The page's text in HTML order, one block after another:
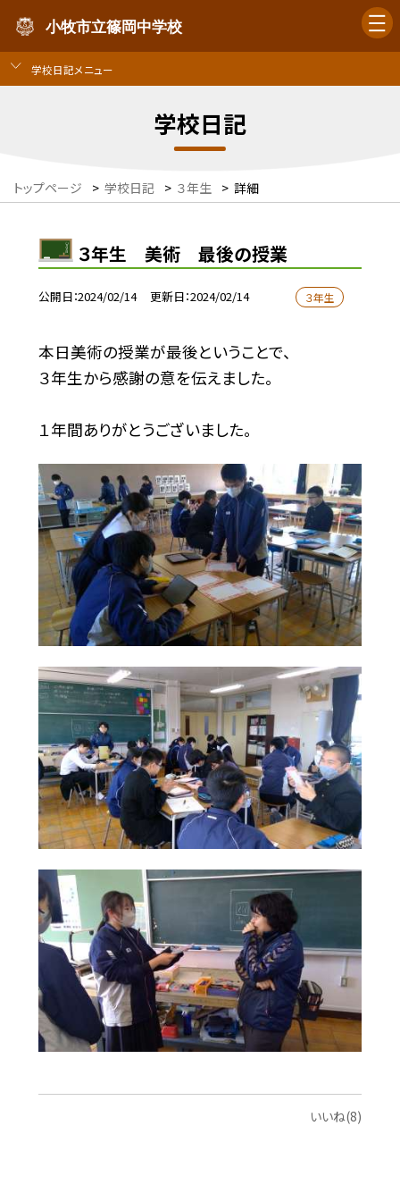
小牧市立篠岡中学校
学校日記メニュー
学校日記
トップページ > 学校日記 > ３年生 > 詳細
３年生 美術 最後の授業
公開日 2024/02/14 更新日 2024/02/14 ３年生
本日美術の授業が最後ということで、
３年生から感謝の意を伝えました。
１年間ありがとうございました。
いいね(8)